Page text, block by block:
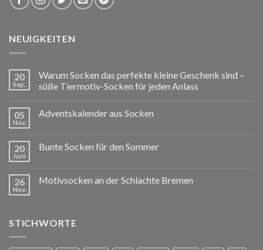
NEUIGKEITEN
20
Sep.
Warum Socken das perfekte kleine Geschenk sind –
süße Tiermotiv-Socken für jeden Anlass
05
Nov.
Adventskalender aus Socken
20
Juni
Bunte Socken für den Sommer
26
Nov.
Motivsocken an der Schlachte Bremen
STICHWORTE